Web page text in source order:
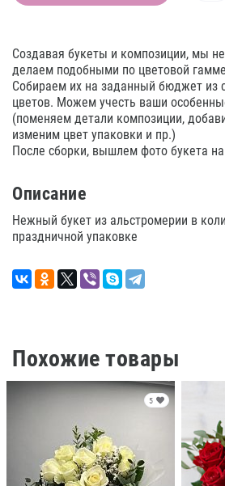
Создавая букеты и композиции, мы
делаем подобными по цветовой
Собираем их на заданный бюджет из
цветов. Можем учесть ваши
(поменяем детали композиции,
изменим цвет упаковки и пр.)
После сборки, вышлем фото букета на
Описание
Нежный букет из альстромерии в
праздничной упаковке
Похожие товары
5